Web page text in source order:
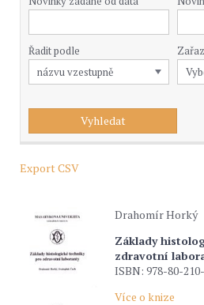
Řadit podle
Export CSV
Drahomír Horký
Základy
zdravotní
ISBN: 978-80-
Více o knize